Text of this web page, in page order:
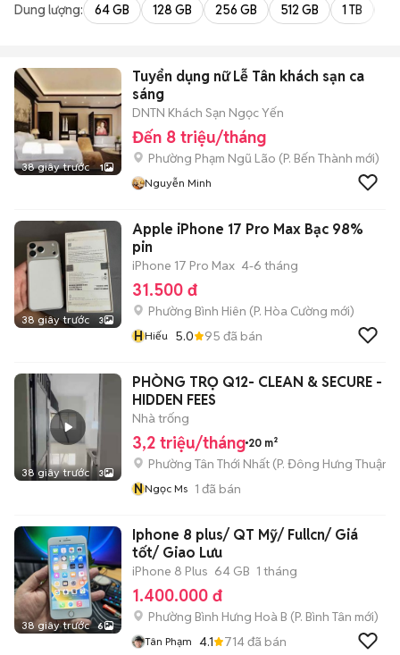
Dung lượng: 64 GB 128 GB 256 GB 512 GB 1 TB
38 giây trước 1
Tuyển dụng nữ Lễ Tân khách sạn ca
sáng
DNTN Khách Sạn Ngọc Yến
Đến 8 triệu/tháng
Phường Phạm Ngũ Lão (P. Bến Thành mới)
Nguyễn Minh
38 giây trước 3
Apple iPhone 17 Pro Max Bạc 98%
pin
iPhone 17 Pro Max 4-6 tháng
31.500 đ
Phường Bình Hiên (P. Hòa Cường mới)
HHiếu 5.0 95 đã bán
38 giây trước 3
PHÒNG TRỌ Q12- CLEAN & SECURE -
HIDDEN FEES
Nhà trống
3,2 triệu/tháng 20 m²
Phường Tân Thới Nhất (P. Đông Hưng Thuận
NNgọc Ms 1 đã bán
38 giây trước 6
Iphone 8 plus/ QT Mỹ/ Fullcn/ Giá
tốt/ Giao Lưu
iPhone 8 Plus 64 GB 1 tháng
1.400.000 đ
Phường Bình Hưng Hoà B (P. Bình Tân mới)
Tân Phạm 4.1 714đã bán